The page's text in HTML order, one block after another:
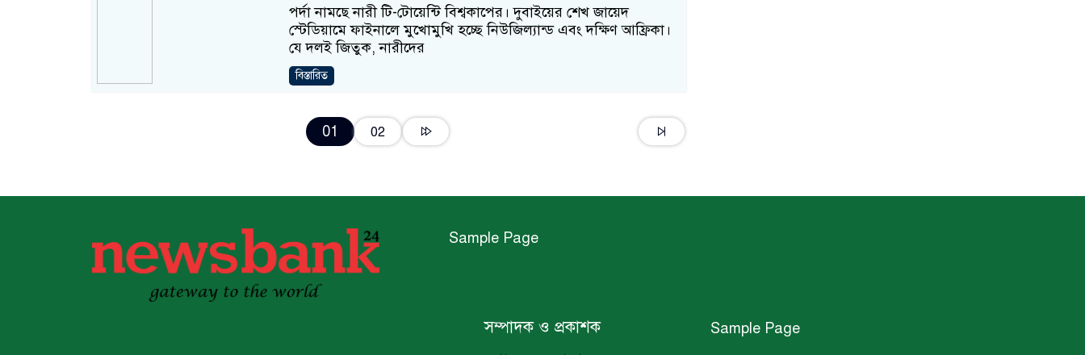
পর্দা নামছে নারী টি-টোয়েন্টি বিশ্বকাপের। দুবাইয়ের শেখ জায়েদ
স্টেডিয়ামে ফাইনালে মুখোমুখি হচ্ছে নিউজিল্যান্ড এবং দক্ষিণ আফ্রিকা।
যে দলই জিতুক, নারীদের
বিস্তারিত
01 02
Sample Page
সম্পাদক ও প্রকাশক Sample Page